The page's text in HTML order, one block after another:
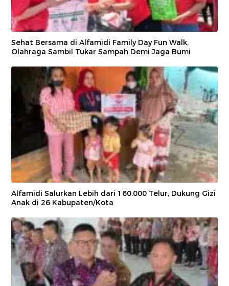
Sehat Bersama di Alfamidi Family Day Fun Walk,
Olahraga Sambil Tukar Sampah Demi Jaga Bumi
Alfamidi Salurkan Lebih dari 160.000 Telur, Dukung Gizi
Anak di 26 Kabupaten/Kota